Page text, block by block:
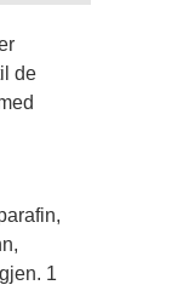
de
1